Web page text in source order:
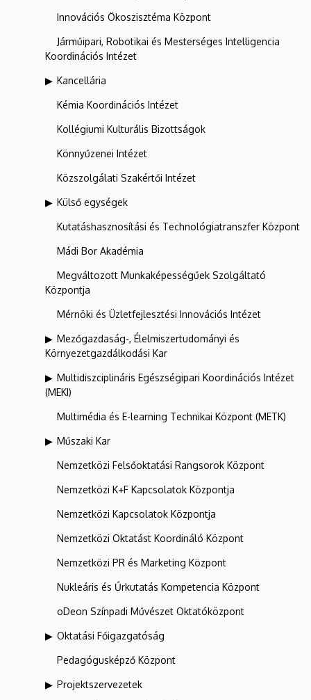
Innovációs Ökoszisztéma Központ
Járműipari, Robotikai és Mesterséges Intelligencia
Koordinációs Intézet
Kancellária
Kémia Koordinációs Intézet
Kollégiumi Kulturális Bizottságok
Könnyűzenei Intézet
Közszolgálati Szakértői Intézet
Külső egységek
Kutatáshasznosítási és Technológiatranszfer Központ
Mádi Bor Akadémia
Megváltozott Munkaképességűek Szolgáltató
Központja
Mérnöki és Üzletfejlesztési Innovációs Intézet
Mezőgazdaság-, Élelmiszertudományi és
Környezetgazdálkodási Kar
Multidiszciplináris Egészségipari Koordinációs Intézet
(MEKI)
Multimédia és E-learning Technikai Központ (METK)
Műszaki Kar
Nemzetközi Felsőoktatási Rangsorok Központ
Nemzetközi K+F Kapcsolatok Központja
Nemzetközi Kapcsolatok Központja
Nemzetközi Oktatást Koordináló Központ
Nemzetközi PR és Marketing Központ
Nukleáris és Űrkutatás Kompetencia Központ
oDeon Színpadi Művészet Oktatóközpont
Oktatási Főigazgatóság
Pedagógusképző Központ
Projektszervezetek